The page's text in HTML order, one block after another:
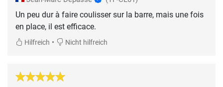
Un peu dur à faire coulisser sur la barre, mais une fois
en place, il est efficace.
Hilfreich • Nicht hilfreich